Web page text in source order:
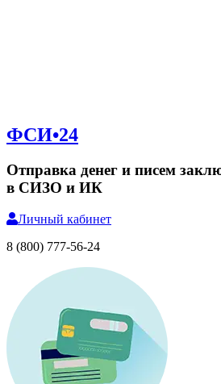
ФСИ•24
Отправка денег и писем
в СИЗО и ИК
Личный кабинет
8 (800) 777-56-24